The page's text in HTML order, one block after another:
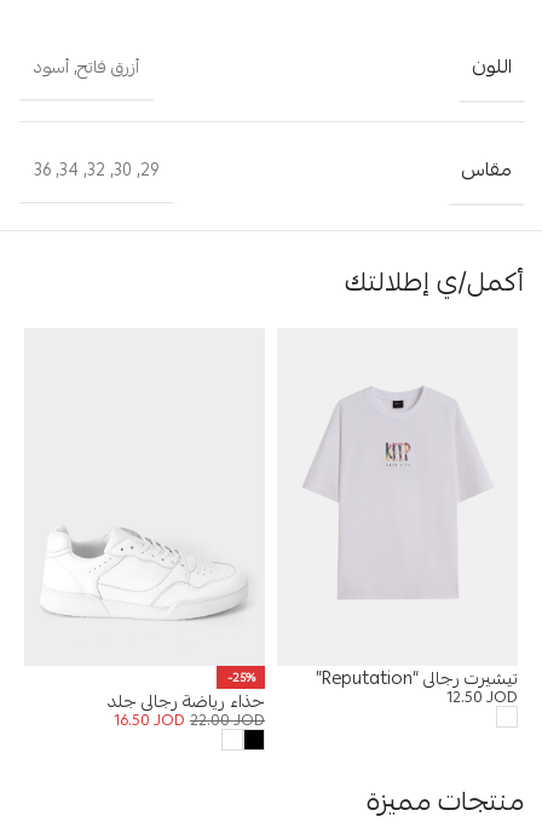
اللون أزرق فاتح,أسود
مقاس 29
,
30
,
32
,
34
,
36
أكمل/ي إطلالتك
تيشيرت رجالي “Reputation”
12.50JOD
-25%
حذاء رياضة رجالي جلد
22.00JOD
16.50JOD
منتجات مميزة